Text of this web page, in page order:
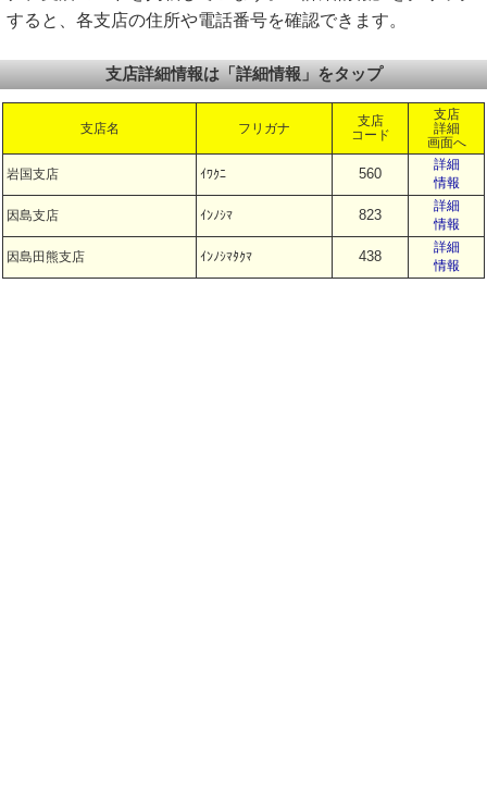
すると、各支店の住所や電話番号を確認できます。
支店詳細情報は「詳細情報」をタップ
支店名 フリガナ
支店
コード
支店
詳細
画面へ
岩国支店 ｲﾜｸﾆ 560
詳細
情報
因島支店 ｲﾝﾉｼﾏ 823
詳細
情報
因島田熊支店 ｲﾝﾉｼﾏﾀｸﾏ 438
詳細
情報